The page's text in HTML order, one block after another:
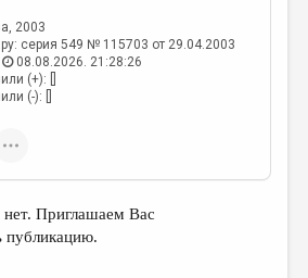
, 2003
серия 549 № 115703 от 29.04.2003
08.08.2026. 21:28:26
(+): []
(-): []
Приглашаем Вас
публикацию.